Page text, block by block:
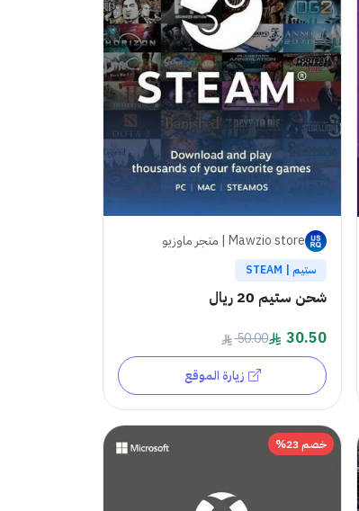
Mawzio store | متجر ماوزيو
ستيم | STEAM
شحن ستيم 20 ريال
30.50
50.00
زيارة الموقع
خصم 23%